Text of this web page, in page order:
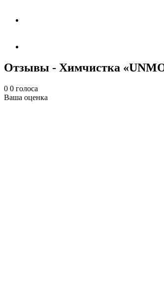
Отзывы - Химчистка
0 0 голоса
Ваша оценка